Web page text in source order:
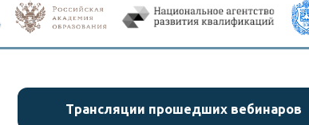
Трансляции прошедших вебинаров